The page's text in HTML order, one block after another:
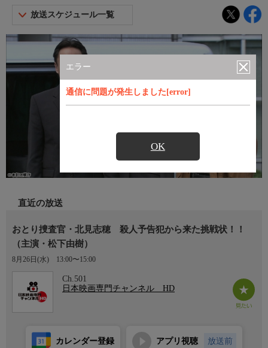
エラー
通信に問題が発生しました[error]
OK
放送スケジュール一覧
直近の放送
おとり捜査官・北見志穂 殺人予告犯から来た挑戦状！！
（主演・松下由樹）
8月26日(水) 13:00〜15:00
Ch.501
日本映画専門チャンネル HD
カレンダー登録 アプリ視聴 放送前